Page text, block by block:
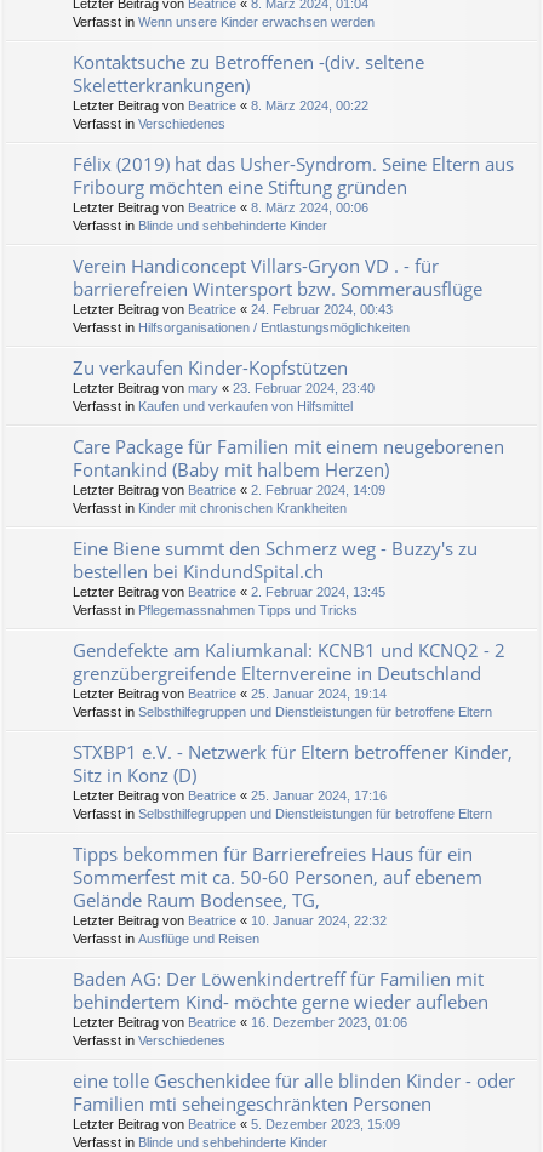
Letzter Beitrag von Beatrice « 8. März 2024, 01:04
Verfasst in Wenn unsere Kinder erwachsen werden
Kontaktsuche zu Betroffenen -(div. seltene
Skeletterkrankungen)
Letzter Beitrag von Beatrice « 8. März 2024, 00:22
Verfasst in Verschiedenes
Félix (2019) hat das Usher-Syndrom. Seine Eltern aus
Fribourg möchten eine Stiftung gründen
Letzter Beitrag von Beatrice « 8. März 2024, 00:06
Verfasst in Blinde und sehbehinderte Kinder
Verein Handiconcept Villars-Gryon VD . - für
barrierefreien Wintersport bzw. Sommerausflüge
Letzter Beitrag von Beatrice « 24. Februar 2024, 00:43
Verfasst in Hilfsorganisationen / Entlastungsmöglichkeiten
Zu verkaufen Kinder-Kopfstützen
Letzter Beitrag von mary « 23. Februar 2024, 23:40
Verfasst in Kaufen und verkaufen von Hilfsmittel
Care Package für Familien mit einem neugeborenen
Fontankind (Baby mit halbem Herzen)
Letzter Beitrag von Beatrice « 2. Februar 2024, 14:09
Verfasst in Kinder mit chronischen Krankheiten
Eine Biene summt den Schmerz weg - Buzzy's zu
bestellen bei KindundSpital.ch
Letzter Beitrag von Beatrice « 2. Februar 2024, 13:45
Verfasst in Pflegemassnahmen Tipps und Tricks
Gendefekte am Kaliumkanal: KCNB1 und KCNQ2 - 2
grenzübergreifende Elternvereine in Deutschland
Letzter Beitrag von Beatrice « 25. Januar 2024, 19:14
Verfasst in Selbsthilfegruppen und Dienstleistungen für betroffene Eltern
STXBP1 e.V. - Netzwerk für Eltern betroffener Kinder,
Sitz in Konz (D)
Letzter Beitrag von Beatrice « 25. Januar 2024, 17:16
Verfasst in Selbsthilfegruppen und Dienstleistungen für betroffene Eltern
Tipps bekommen für Barrierefreies Haus für ein
Sommerfest mit ca. 50-60 Personen, auf ebenem
Gelände Raum Bodensee, TG,
Letzter Beitrag von Beatrice « 10. Januar 2024, 22:32
Verfasst in Ausflüge und Reisen
Baden AG: Der Löwenkindertreff für Familien mit
behindertem Kind- möchte gerne wieder aufleben
Letzter Beitrag von Beatrice « 16. Dezember 2023, 01:06
Verfasst in Verschiedenes
eine tolle Geschenkidee für alle blinden Kinder - oder
Familien mti seheingeschränkten Personen
Letzter Beitrag von Beatrice « 5. Dezember 2023, 15:09
Verfasst in Blinde und sehbehinderte Kinder